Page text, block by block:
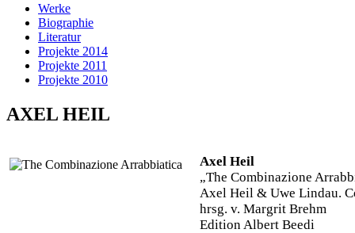
Werke
Biographie
Literatur
Projekte 2014
Projekte 2011
Projekte 2010
AXEL HEIL
Axel Heil
„The Combinazione
Axel Heil & Uwe Lindau.
hrsg. v. Margrit Brehm
Edition Albert Beedi